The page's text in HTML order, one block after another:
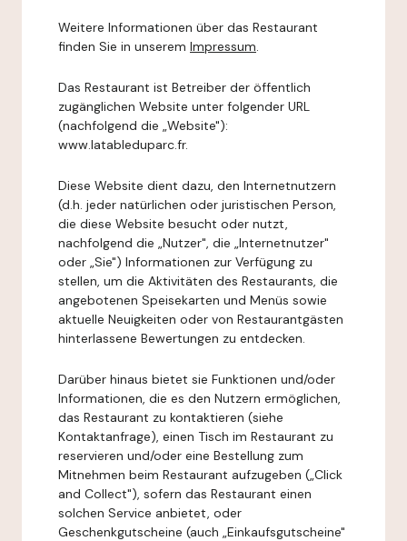
Weitere Informationen über das Restaurant
finden Sie in unserem Impressum.
Das Restaurant ist Betreiber der öffentlich
zugänglichen Website unter folgender URL
(nachfolgend die „Website"):
www.latableduparc.fr.
Diese Website dient dazu, den Internetnutzern
(d.h. jeder natürlichen oder juristischen Person,
die diese Website besucht oder nutzt,
nachfolgend die „Nutzer", die „Internetnutzer"
oder „Sie") Informationen zur Verfügung zu
stellen, um die Aktivitäten des Restaurants, die
angebotenen Speisekarten und Menüs sowie
aktuelle Neuigkeiten oder von Restaurantgästen
hinterlassene Bewertungen zu entdecken.
Darüber hinaus bietet sie Funktionen und/oder
Informationen, die es den Nutzern ermöglichen,
das Restaurant zu kontaktieren (siehe
Kontaktanfrage), einen Tisch im Restaurant zu
reservieren und/oder eine Bestellung zum
Mitnehmen beim Restaurant aufzugeben („Click
and Collect"), sofern das Restaurant einen
solchen Service anbietet, oder
Geschenkgutscheine (auch „Einkaufsgutscheine"